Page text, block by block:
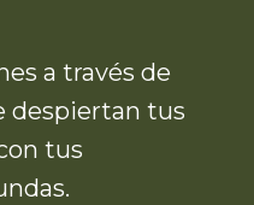
a través de
despiertan tus
tus